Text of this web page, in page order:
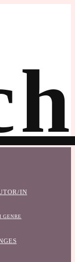
IN
GENRE